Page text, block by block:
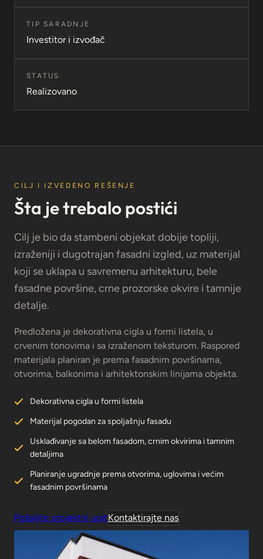
TIP SARADNJE
Investitor i izvođač
STATUS
Realizovano
CILJ I IZVEDENO REŠENJE
Šta je trebalo postići
Cilj je bio da stambeni objekat dobije topliji,
izraženiji i dugotrajan fasadni izgled, uz materijal
koji se uklapa u savremenu arhitekturu, bele
fasadne površine, crne prozorske okvire i tamnije
detalje.
Predložena je dekorativna cigla u formi listela, u
crvenim tonovima i sa izraženom teksturom. Raspored
materijala planiran je prema fasadnim površinama,
otvorima, balkonima i arhitektonskim linijama objekta.
Dekorativna cigla u formi listela
Materijal pogodan za spoljašnju fasadu
Usklađivanje sa belom fasadom, crnim okvirima i tamnim
detaljima
Planiranje ugradnje prema otvorima, uglovima i većim
fasadnim površinama
Pošaljite projektni upitKontaktirajte nas